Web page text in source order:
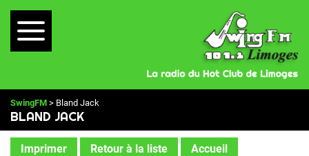
SwingFM > Bland Jack
BLAND JACK
Imprimer Retour à la liste Accueil